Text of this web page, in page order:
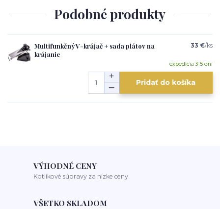
Podobné produkty
Multifunkčný V-krájač + sada plátov na
krájanie
33 €/ks
expedícia 3-5 dní
Pridať do košíka
VÝHODNÉ CENY
Kotlíkové súpravy za nízke ceny
VŠETKO SKLADOM